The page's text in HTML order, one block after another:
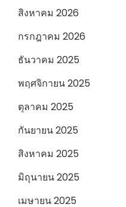
สิงหาคม 2026
กรกฎาคม 2026
ธันวาคม 2025
พฤศจิกายน 2025
ตุลาคม 2025
กันยายน 2025
สิงหาคม 2025
มิถุนายน 2025
เมษายน 2025